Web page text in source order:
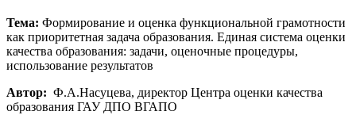
Тема: Формирование и оценка функциональной грамотности
как приоритетная задача образования. Единая система оценки
качества образования: задачи, оценочные процедуры,
использование результатов
Автор: Ф.А.Насуцева, директор Центра оценки качества
образования ГАУ ДПО ВГАПО